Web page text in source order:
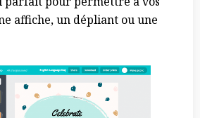
affiche, un dépliant ou une